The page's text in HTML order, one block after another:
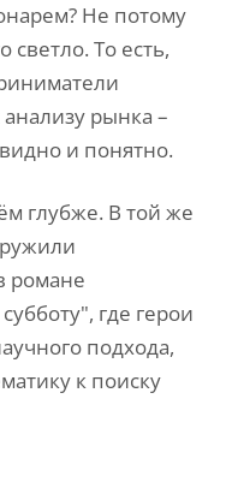
Не потому
светло. То есть,
рынка –
и понятно.
глубже. В той же
романе
где герои
подхода,
к поиску